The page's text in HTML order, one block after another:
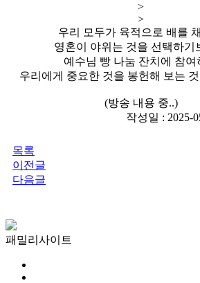
>
>
우리 모두가 육적으로 배를
영혼이 야위는 것을 선택하기
예수님 빵 나눔 잔치에 참여
우리에게 중요한 것을 봉헌해 보는
(방송 내용 중..)
작성일 : 2025-
목록
이전글
다음글
패밀리사이트